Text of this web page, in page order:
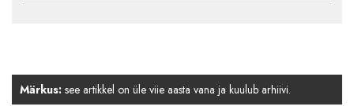
Märkus: see artikkel on üle viie aasta vana ja kuulub arhiivi.